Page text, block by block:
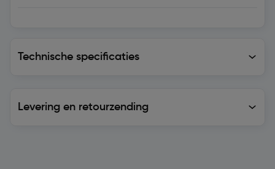
Technische specificaties
Levering en retourzending